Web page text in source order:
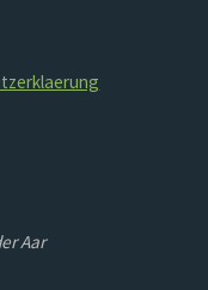
Aar